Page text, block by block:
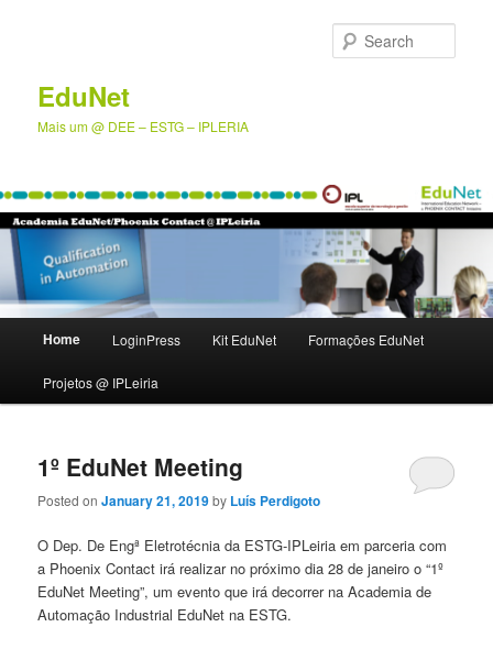
EduNet
Mais um @ DEE – ESTG – IPLERIA
Home LoginPress Kit EduNet Formações EduNet
Projetos @ IPLeiria
1º EduNet Meeting
Posted onJanuary 21, 2019by Luís Perdigoto
O Dep. De Engª Eletrotécnia da ESTG-IPLeiria em parceria com
a Phoenix Contact irá realizar no próximo dia 28 de janeiro o “1º
EduNet Meeting”, um evento que irá decorrer na Academia de
Automação Industrial EduNet na ESTG.